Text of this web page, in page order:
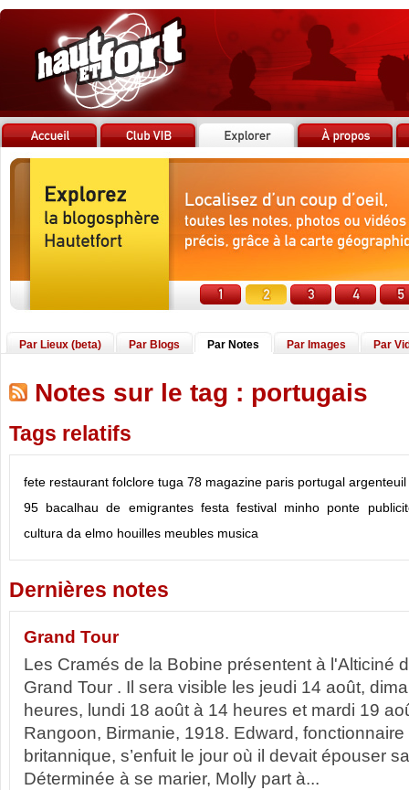
Par Lieux (beta) Par Blogs Par Notes Par Images Par
Notes sur le tag : portugais
Tags relatifs
fete restaurant folclore tuga 78 magazine paris portugal argenteuil
95 bacalhau de emigrantes festa festival minho ponte
cultura da elmo houilles meubles musica
Dernières notes
Grand Tour
Les Cramés de la Bobine présentent à l'Alticiné
Grand Tour . Il sera visible les jeudi 14 août,
heures, lundi 18 août à 14 heures et mardi 19
Rangoon, Birmanie, 1918. Edward, fonctionnaire
britannique, s’enfuit le jour où il devait épouser
Déterminée à se marier, Molly part à...